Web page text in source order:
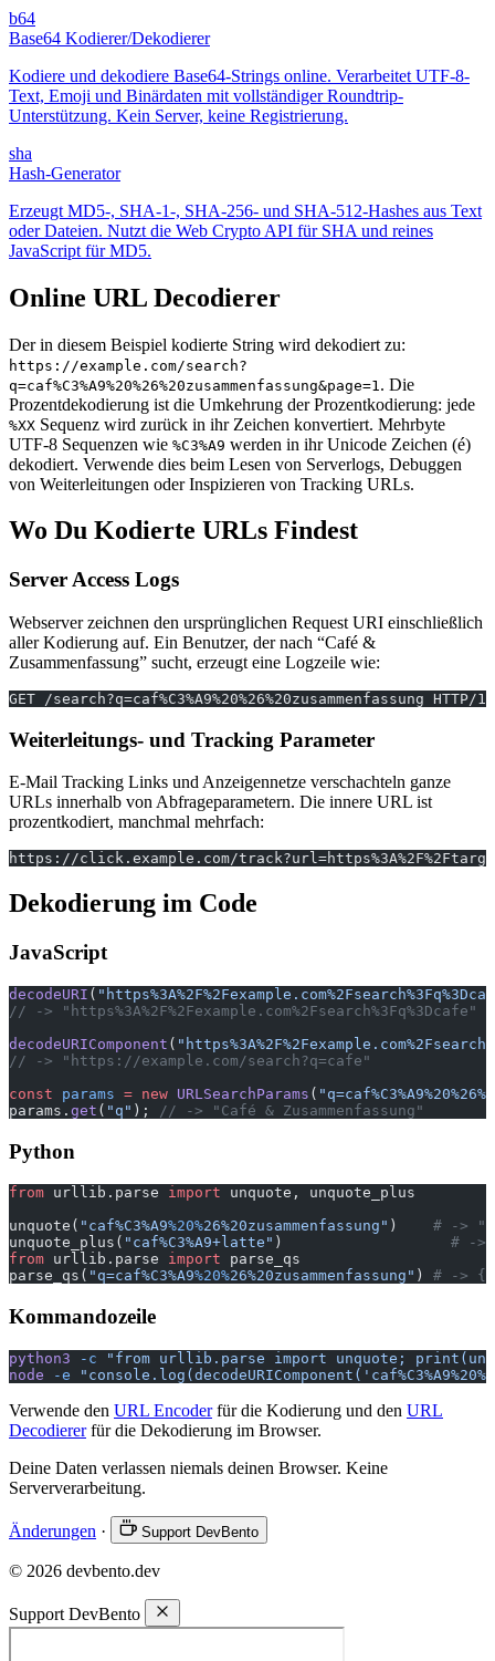
b64
Base64 Kodierer/Dekodierer
Kodiere und dekodiere Base64-Strings online. Verarbeitet UTF-8-
Text, Emoji und Binärdaten mit vollständiger Roundtrip-
Unterstützung. Kein Server, keine Registrierung.
sha
Hash-Generator
Erzeugt MD5-, SHA-1-, SHA-256- und SHA-512-Hashes aus Text
oder Dateien. Nutzt die Web Crypto API für SHA und reines
JavaScript für MD5.
Online URL Decodierer
Der in diesem Beispiel kodierte String wird dekodiert zu:
https://example.com/search?
q=caf%C3%A9%20%26%20zusammenfassung&page=1 . Die
Prozentdekodierung ist die Umkehrung der Prozentkodierung: jede
%XX Sequenz wird zurück in ihr Zeichen konvertiert. Mehrbyte
UTF-8 Sequenzen wie %C3%A9 werden in ihr Unicode Zeichen (é)
dekodiert. Verwende dies beim Lesen von Serverlogs, Debuggen
von Weiterleitungen oder Inspizieren von Tracking URLs.
Wo Du Kodierte URLs Findest
Server Access Logs
Webserver zeichnen den ursprünglichen Request URI einschließlich
aller Kodierung auf. Ein Benutzer, der nach “Café &
Zusammenfassung” sucht, erzeugt eine Logzeile wie:
GET /search?q=caf%C3%A9%20%26%20zusammenfassung HTTP/
Weiterleitungs- und Tracking Parameter
E-Mail Tracking Links und Anzeigennetze verschachteln ganze
URLs innerhalb von Abfrageparametern. Die innere URL ist
prozentkodiert, manchmal mehrfach:
https://click.example.com/
Dekodierung im Code
JavaScript
decodeURI (
// -> "https%3A%2F%2Fexample.com%2Fsearch%3Fq%3Dcafe"
decodeURIComponent (
// -> "https://example.com/search?q=cafe"
const params = new URLSearchParams (
params. get ( "q" ); // -> "Café & Zusammenfassung"
Python
from urllib.parse import unquote, unquote_plus
unquote( "caf%C3%A9%20%26%20zusammenfassung" ) # ->
unquote_plus( "caf%C3%A9+latte" ) # ->
from urllib.parse import parse_qs
parse_qs( "q=caf%C3%A9%20%26%20zusammenfassung" ) # ->
Kommandozeile
python3 -c "from urllib.parse import unquote;
node -e
Verwende den URL Encoderfür die Kodierung und den URL
Decodiererfür die Dekodierung im Browser.
Deine Daten verlassen niemals deinen Browser. Keine
Serververarbeitung.
Änderungen · Support DevBento
© 2026 devbento.dev
Support DevBento